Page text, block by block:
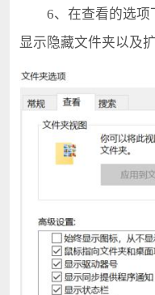
6、在查看的选项
显示隐藏文件夹以及扩